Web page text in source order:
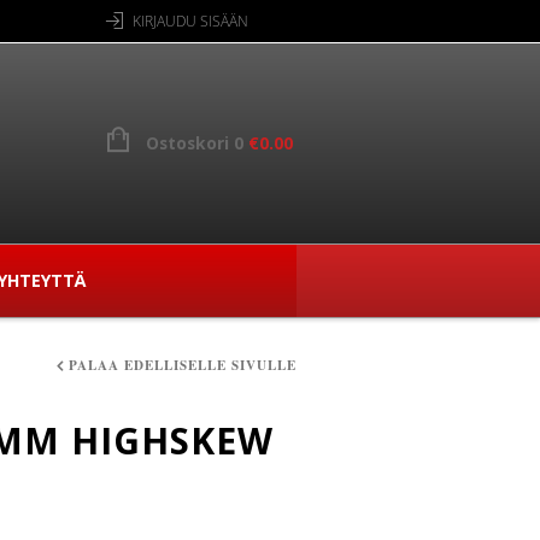
KIRJAUDU SISÄÄN
Ostoskori 0 €0.00
PALAA EDELLISELLE SIVULLE
HIGHSKEW